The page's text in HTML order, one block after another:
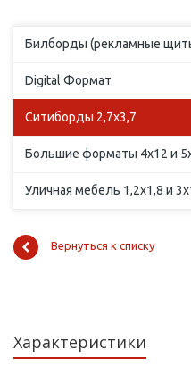
Билборды (рекламные
Digital Формат
Ситиборды 2,7х3,7
Большие форматы 4х12 и
Уличная мебель 1,2х1,8 и
Вернуться к списку
Характеристики